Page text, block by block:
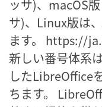
ッサ)、macOS
サ)、Linux版は
ます。 https://
新しい番号体系
したLibreOffice
ちます。